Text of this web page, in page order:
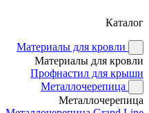
Каталог
Материалы для кровли
Материалы для кровли
Профнастил для крыши
Металлочерепица
Металлочерепица